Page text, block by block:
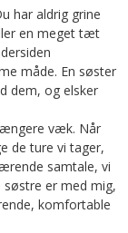
har aldrig grine
en meget tæt
måde. En søster
dem, og elsker
væk. Når
de ture vi tager,
samtale, vi
er med mig,
komfortable